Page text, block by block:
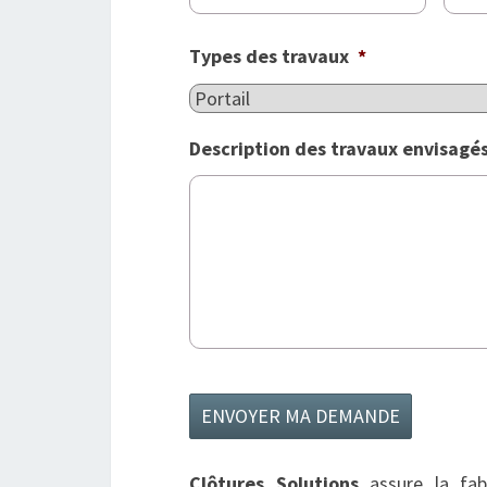
Types des travaux *
Description des travaux